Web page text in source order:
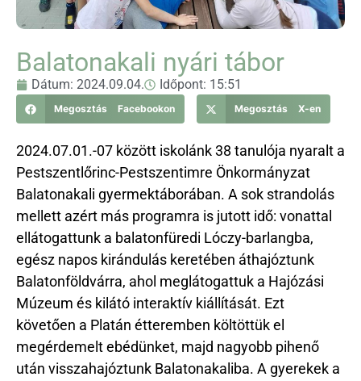
Balatonakali nyári tábor
Dátum: 2024.09.04. Időpont: 15:51
Megosztás Facebookon Megosztás X-en
2024.07.01.-07 között iskolánk 38 tanulója nyaralt a
Pestszentlőrinc-Pestszentimre Önkormányzat
Balatonakali gyermektáborában. A sok strandolás
mellett azért más programra is jutott idő: vonattal
ellátogattunk a balatonfüredi Lóczy-barlangba,
egész napos kirándulás keretében áthajóztunk
Balatonföldvárra, ahol meglátogattuk a Hajózási
Múzeum és kilátó interaktív kiállítását. Ezt
követően a Platán étteremben költöttük el
megérdemelt ebédünket, majd nagyobb pihenő
után visszahajóztunk Balatonakaliba. A gyerekek a